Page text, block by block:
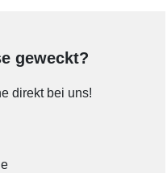
geweckt?
direkt bei uns!